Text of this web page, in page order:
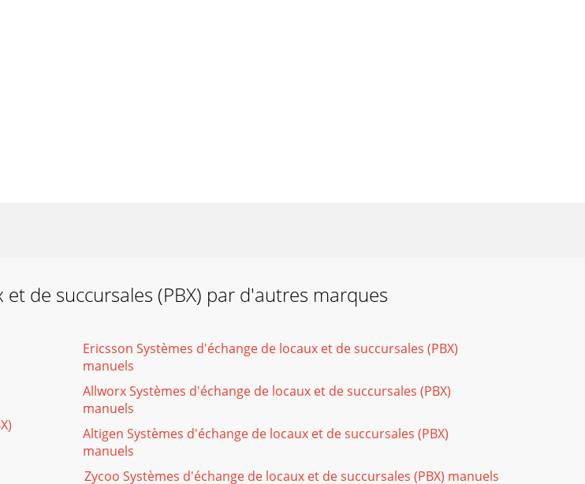
de succursales (PBX) par d'autres marques
Ericsson Systèmes d'échange de locaux et de succursales (PBX)
manuels
Allworx Systèmes d'échange de locaux et de succursales (PBX)
manuels
Altigen Systèmes d'échange de locaux et de succursales (PBX)
manuels
Zycoo Systèmes d'échange de locaux et de succursales (PBX) manuels